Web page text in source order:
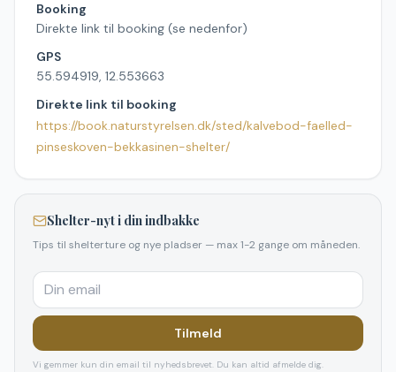
Booking
Direkte link til booking (se nedenfor)
GPS
55.594919, 12.553663
Direkte link til booking
https://book.naturstyrelsen.dk/sted/kalvebod-faelled-
pinseskoven-bekkasinen-shelter/
Shelter-nyt i din indbakke
Tips til shelterture og nye pladser — max 1-2 gange om måneden.
Tilmeld
Vi gemmer kun din email til nyhedsbrevet. Du kan altid afmelde dig.